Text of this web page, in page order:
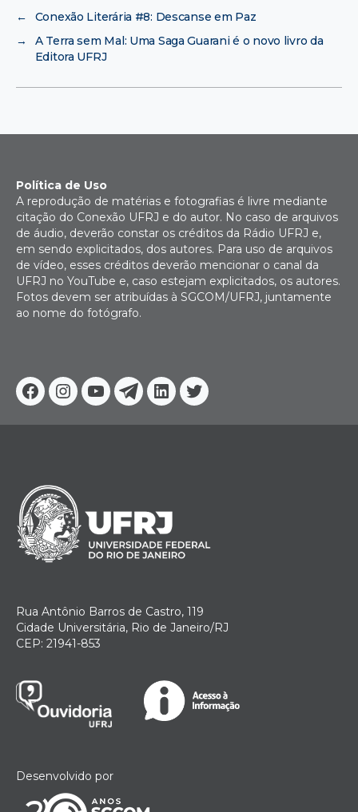
←
Conexão Literária #8: Descanse em Paz
→
A Terra sem Mal: Uma Saga Guarani é o novo livro da
Editora UFRJ
Facebook
Instagram
YoutubeTelegram
Linkedin
Twitter
Política de Uso
A reprodução de matérias e fotografias é livre mediante
citação do Conexão UFRJ e do autor. No caso de arquivos
de áudio, deverão constar os créditos da Rádio UFRJ e,
em sendo explicitados, dos autores. Para uso de arquivos
de vídeo, esses créditos deverão mencionar o canal da
UFRJ no YouTube e, caso estejam explicitados, os autores.
Fotos devem ser atribuídas à SGCOM/UFRJ, juntamente
ao nome do fotógrafo.
Rua Antônio Barros de Castro, 119
Cidade Universitária, Rio de Janeiro/RJ
CEP: 21941-853
Desenvolvido por